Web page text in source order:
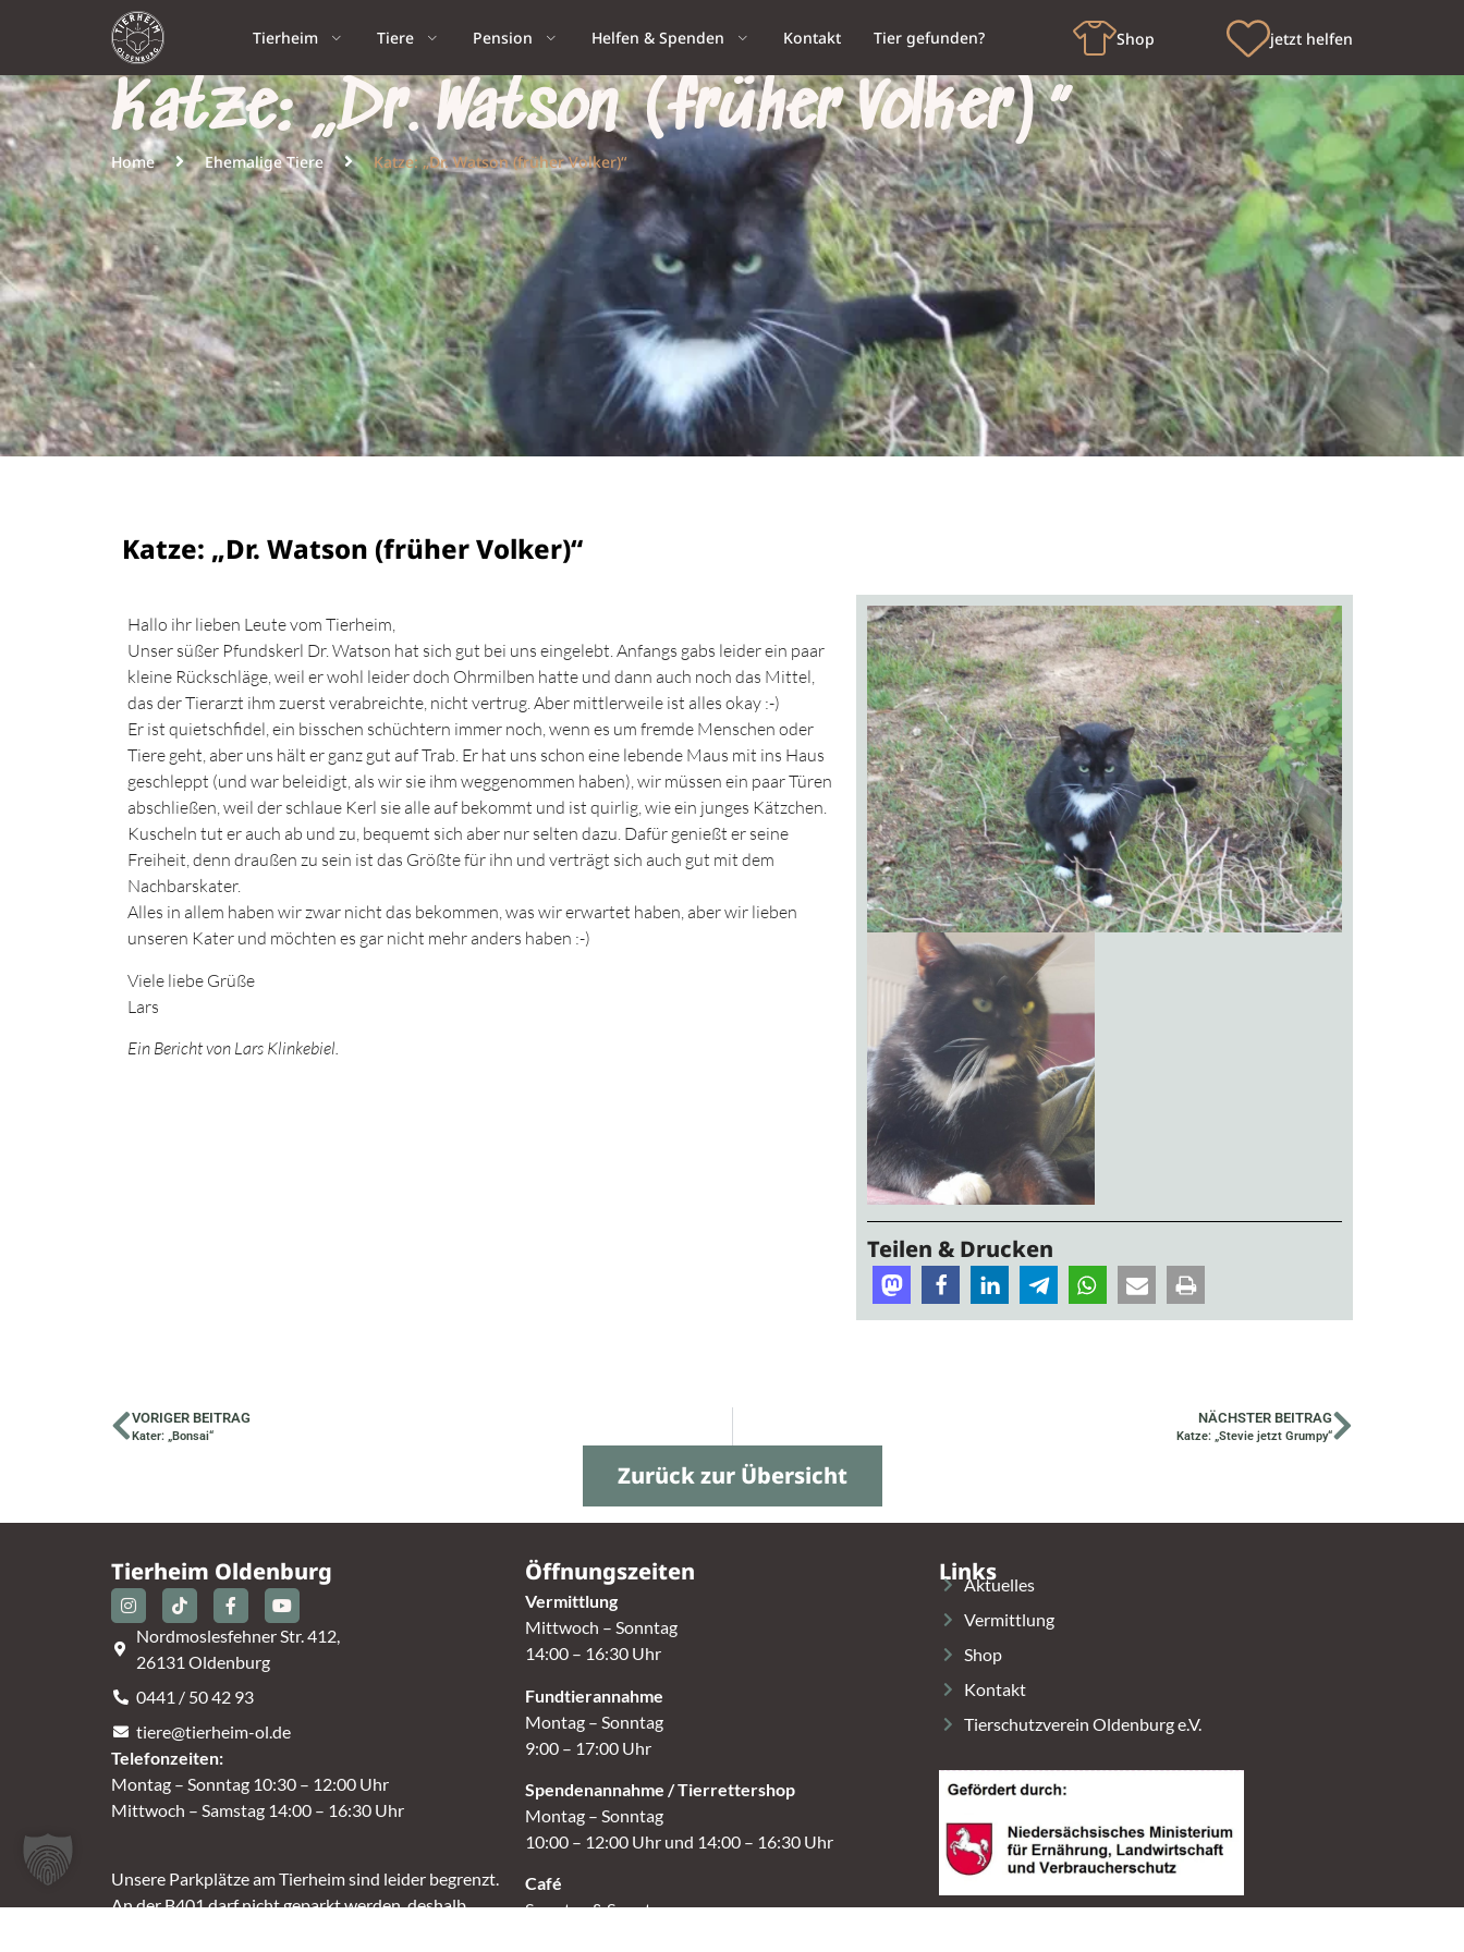
Tierheim Tiere Pension Helfen & Spenden Kontakt Tier gefunden? Shop jetzt helfen
Katze: „Dr. Watson (früher Volker)“
Home Ehemalige Tiere Katze: „Dr. Watson (früher Volker)“
Katze: „Dr. Watson (früher Volker)“
Hallo ihr lieben Leute vom Tierheim,
Unser süßer Pfundskerl Dr. Watson hat sich gut bei uns eingelebt. Anfangs gabs leider ein paar
kleine Rückschläge, weil er wohl leider doch Ohrmilben hatte und dann auch noch das Mittel,
das der Tierarzt ihm zuerst verabreichte, nicht vertrug. Aber mittlerweile ist alles okay :-)
Er ist quietschfidel, ein bisschen schüchtern immer noch, wenn es um fremde Menschen oder
Tiere geht, aber uns hält er ganz gut auf Trab. Er hat uns schon eine lebende Maus mit ins Haus
geschleppt (und war beleidigt, als wir sie ihm weggenommen haben), wir müssen ein paar Türen
abschließen, weil der schlaue Kerl sie alle auf bekommt und ist quirlig, wie ein junges Kätzchen.
Kuscheln tut er auch ab und zu, bequemt sich aber nur selten dazu. Dafür genießt er seine
Freiheit, denn draußen zu sein ist das Größte für ihn und verträgt sich auch gut mit dem
Nachbarskater.
Alles in allem haben wir zwar nicht das bekommen, was wir erwartet haben, aber wir lieben
unseren Kater und möchten es gar nicht mehr anders haben :-)
Viele liebe Grüße
Lars
Ein Bericht von Lars Klinkebiel.
Teilen & Drucken
VORIGER BEITRAG
Kater: „Bonsai“
NÄCHSTER BEITRAG
Katze: „Stevie jetzt Grumpy“
Zurück zur Übersicht
Tierheim Oldenburg
Nordmoslesfehner Str. 412,
26131 Oldenburg
0441 / 50 42 93
tiere@tierheim-ol.de
Telefonzeiten:
Montag – Sonntag 10:30 – 12:00 Uhr
Mittwoch – Samstag 14:00 – 16:30 Uhr
Unsere Parkplätze am Tierheim sind leider begrenzt.
An der B401 darf nicht geparkt werden, deshalb
Öffnungszeiten
Vermittlung
Mittwoch – Sonntag
14:00 – 16:30 Uhr
Fundtierannahme
Montag – Sonntag
9:00 – 17:00 Uhr
Spendenannahme / Tierrettershop
Montag – Sonntag
10:00 – 12:00 Uhr und 14:00 – 16:30 Uhr
Café
Samstag & Sonntag
Links
Aktuelles
Vermittlung
Shop
Kontakt
Tierschutzverein Oldenburg e.V.